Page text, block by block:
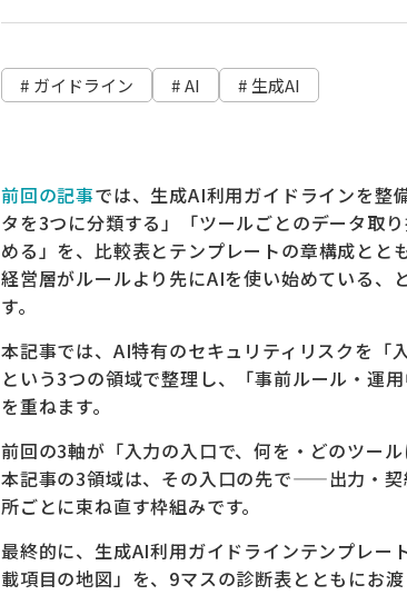
# ガイドライン # AI # 生成AI
前回の記事では、生成AI利用ガイドラインを
タを3つに分類する」「ツールごとのデータ取
める」を、比較表とテンプレートの章構成とと
経営層がルールより先にAIを使い始めている、
す。
本記事では、AI特有のセキュリティリスクを「
という3つの領域で整理し、「事前ルール・運
を重ねます。
前回の3軸が「入力の入口で、何を・どのツー
本記事の3領域は、その入口の先で——出力・
所ごとに束ね直す枠組みです。
最終的に、生成AI利用ガイドラインテンプレ
載項目の地図」を、9マスの診断表とともにお渡